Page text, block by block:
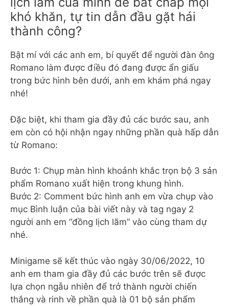
khó khăn, tự tin dẫn đầu gặt hái
thành công?
Bật mí với các anh em, bí quyết để người đàn ông
Romano làm được điều đó đang được ẩn giấu
trong bức hình bên dưới, anh em khám phá ngay
nhé!
Đặc biệt, khi tham gia đầy đủ các bước sau, anh
em còn có hội nhận ngay những phần quà hấp dẫn
từ Romano:
Bước 1: Chụp màn hình khoảnh khắc trọn bộ 3 sản
phẩm Romano xuất hiện trong khung hình.
Bước 2: Comment bức hình anh em vừa chụp vào
mục Bình luận của bài viết này và tag ngay 2
người anh em “đồng lịch lãm” vào cùng tham dự
nhé.
Minigame sẽ kết thúc vào ngày 30/06/2022, 10
anh em tham gia đầy đủ các bước trên sẽ được
lựa chọn ngẫu nhiên để trở thành người chiến
thắng và rinh về phần quà là 01 bộ sản phẩm